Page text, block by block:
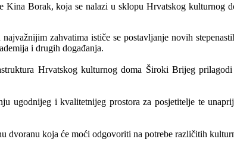
Borak, koja se nalazi u sklopu Hrvatskog kulturnog
zahvatima ističe se postavljanje novih
i drugih događanja.
Hrvatskog kulturnog doma Široki Brijeg
ugodnijeg i kvalitetnijeg prostora za posjetitelje te
dvoranu koja će moći odgovoriti na potrebe različitih